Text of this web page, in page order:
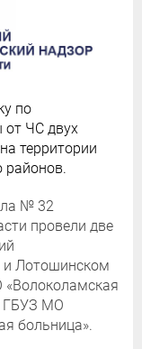
по
ЧС двух
территории
районов.
№ 32
провели две
и Лотошинском
ГБУЗ МО
больница».